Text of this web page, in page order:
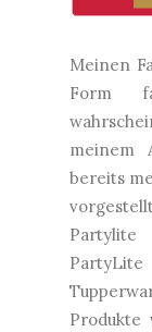
Meinen
Form
meinem
bereits
Produkte